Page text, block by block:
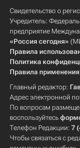
Свидетельство о
Учредитель:
предприятие
«Россия сегодня»
Правила
Политика
Правила
Главный редактор:
Адрес электронной
По вопросам
воспользуйтесь
Телефон Редакции: 7
Чтобы связаться с